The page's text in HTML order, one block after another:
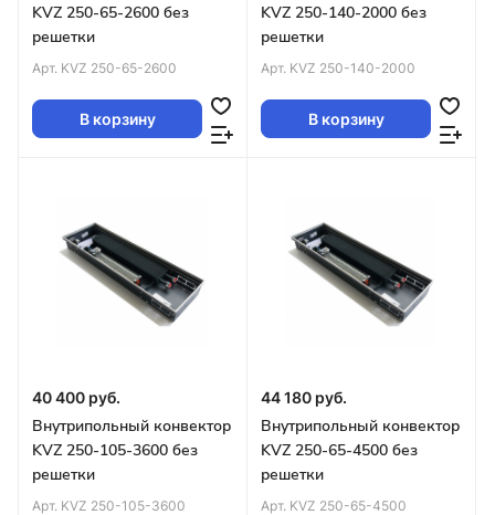
KVZ 250-65-2600 без
решетки
Арт. KVZ 250-65-2600
В корзину
KVZ 250-140-2000 без
решетки
Арт. KVZ 250-140-2000
В корзину
40 400 руб.
Внутрипольный конвектор
KVZ 250-105-3600 без
решетки
Арт. KVZ 250-105-3600
44 180 руб.
Внутрипольный конвектор
KVZ 250-65-4500 без
решетки
Арт. KVZ 250-65-4500